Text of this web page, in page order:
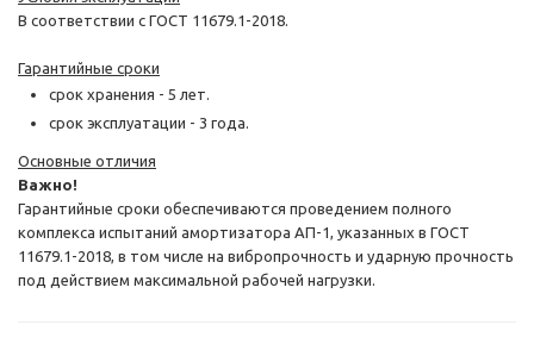
В соответствии с ГОСТ 11679.1-2018.
Гарантийные сроки
срок хранения - 5 лет.
срок эксплуатации - 3 года.
Основные отличия
Важно!
Гарантийные сроки обеспечиваются проведением полного
комплекса испытаний амортизатора АП-1, указанных в ГОСТ
11679.1-2018, в том числе на вибропрочность и ударную прочность
под действием максимальной рабочей нагрузки.